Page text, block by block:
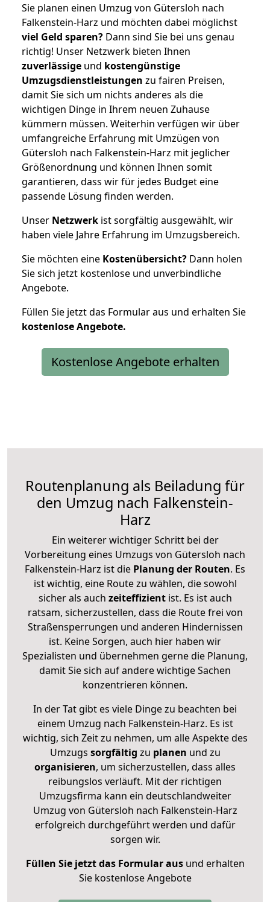
Sie planen einen Umzug von Gütersloh nach
Falkenstein-Harz und möchten dabei möglichst
viel Geld sparen? Dann sind Sie bei uns genau
richtig! Unser Netzwerk bieten Ihnen
zuverlässige und kostengünstige
Umzugsdienstleistungen zu fairen Preisen,
damit Sie sich um nichts anderes als die
wichtigen Dinge in Ihrem neuen Zuhause
kümmern müssen. Weiterhin verfügen wir über
umfangreiche Erfahrung mit Umzügen von
Gütersloh nach Falkenstein-Harz mit jeglicher
Größenordnung und können Ihnen somit
garantieren, dass wir für jedes Budget eine
passende Lösung finden werden.
Unser Netzwerk ist sorgfältig ausgewählt, wir
haben viele Jahre Erfahrung im Umzugsbereich.
Sie möchten eine Kostenübersicht? Dann holen
Sie sich jetzt kostenlose und unverbindliche
Angebote.
Füllen Sie jetzt das Formular aus und erhalten Sie
kostenloseAngebote.
Kostenlose Angebote erhalten
Routenplanung als Beiladung für
den Umzug nach Falkenstein-
Harz
Ein weiterer wichtiger Schritt bei der
Vorbereitung eines Umzugs von Gütersloh nach
Falkenstein-Harz ist die Planung der Routen. Es
ist wichtig, eine Route zu wählen, die sowohl
sicher als auch zeiteffizientist. Es ist auch
ratsam, sicherzustellen, dass die Route frei von
Straßensperrungen und anderen Hindernissen
ist. Keine Sorgen, auch hier haben wir
Spezialisten und übernehmen gerne die Planung,
damit Sie sich auf andere wichtige Sachen
konzentrieren können.
In der Tat gibt es viele Dinge zu beachten bei
einem Umzug nach Falkenstein-Harz. Es ist
wichtig, sich Zeit zu nehmen, um alle Aspekte des
Umzugs sorgfältig zu planen und zu
organisieren, um sicherzustellen, dass alles
reibungslos verläuft. Mit der richtigen
Umzugsfirma kann ein deutschlandweiter
Umzug von Gütersloh nach Falkenstein-Harz
erfolgreich durchgeführt werden und dafür
sorgen wir.
Füllen Sie jetzt das Formular ausund erhalten
Sie kostenlose Angebote